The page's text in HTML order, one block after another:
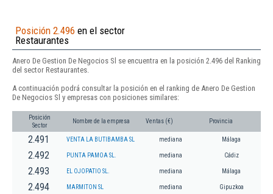
Posición 2.496 en el sector
Restaurantes
Anero De Gestion De Negocios Sl se encuentra en la posición 2.496 del Ranking
del sector Restaurantes.
A continuación podrá consultar la posición en el ranking de Anero De Gestion
De Negocios Sl y empresas con posiciones similares:
Posición
Sector
Nombre de la empresa Ventas (€) Provincia
2.491 VENTA LA BUTIBAMBA SL mediana Málaga
2.492 PUNTA PAMOA SL. mediana Cádiz
2.493 EL OJOPATIO SL. mediana Málaga
2.494 MARMITON SL mediana Gipuzkoa